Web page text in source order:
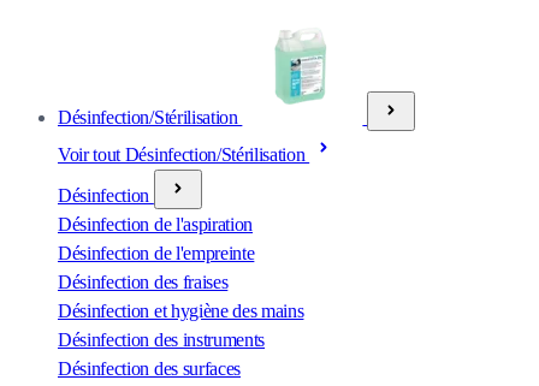
Désinfection/Stérilisation
Voir tout Désinfection/Stérilisation
Désinfection
Désinfection de l'aspiration
Désinfection de l'empreinte
Désinfection des fraises
Désinfection et hygiène des mains
Désinfection des instruments
Désinfection des surfaces